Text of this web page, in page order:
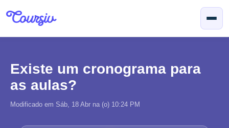
Existe um cronograma para
as aulas?
Modificado em Sáb, 18 Abr na (o) 10:24 PM